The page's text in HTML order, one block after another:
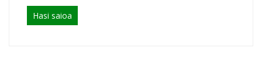
Hasi saioa